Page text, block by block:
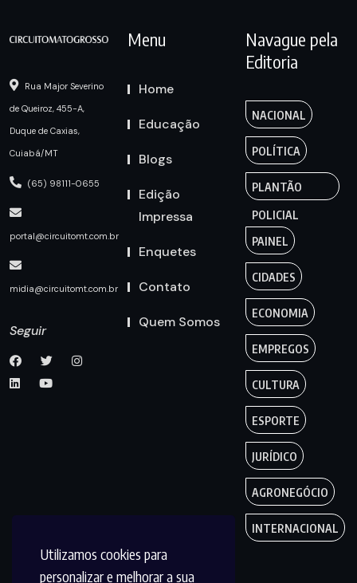
Utilizamos cookies para
personalizar e melhorar a sua
Rua Major Severino
de Queiroz, 455-A,
Duque de Caxias,
Cuiabá/MT
(65) 98111-0655
portal@circuitomt.com.br
midia@circuitomt.com.br
Seguir
Menu
Home
Educação
Blogs
Edição
Impressa
Enquetes
Contato
Quem Somos
Navague pela
Editoria
NACIONAL
POLÍTICA
PLANTÃO
POLICIAL
PAINEL
CIDADES
ECONOMIA
EMPREGOS
CULTURA
ESPORTE
JURÍDICO
AGRONEGÓCIO
INTERNACIONAL